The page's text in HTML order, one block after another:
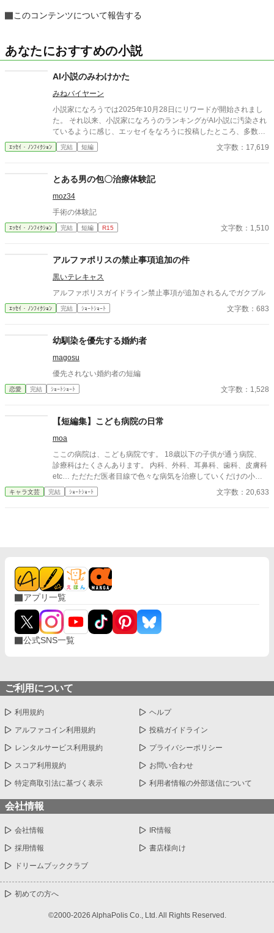
このコンテンツについて報告する
あなたにおすすめの小説
AI小説のみわけかた
みねバイヤーン
小説家になろうでは2025年10月28日にリワードが開始されまし
た。 それ以来、小説家になろうのランキングがAI小説に汚染され
ているように感じ、エッセイをなろうに投稿したところ、多数の
反響をいただきました。 なろう民のノウハウを結集した、AI小説
のみわけかたです。 いただいたノウハウは随時更新中です。 アル
けかたなどコメントいただけるとありがたいです。 なお、いただ
いたノウハウは本文に追記し、他サイトにも掲載します。本文に
記載しないでほしい方は、コメント欄にその旨あわせて明記して
ください。
ｴｯｾｲ・ﾉﾝﾌｨｸｼｮﾝ 完結 短編 文字数：17,619
とある男の包〇治療体験記
moz34
手術の体験記
ｴｯｾｲ・ﾉﾝﾌｨｸｼｮﾝ 完結 短編 R15 文字数：1,510
アルファポリスの禁止事項追加の件
黒いテレキャス
アルファポリスガイドライン禁止事項が追加されるんでガクブル
ｴｯｾｲ・ﾉﾝﾌｨｸｼｮﾝ 完結 ｼｮｰﾄｼｮｰﾄ 文字数：683
幼馴染を優先する婚約者
magosu
優先されない婚約者の短編
恋愛 完結 ｼｮｰﾄｼｮｰﾄ 文字数：1,528
【短編集】こども病院の日常
moa
ここの病院は、こども病院です。 18歳以下の子供が通う病院、
診療科はたくさんあります。 内科、外科、耳鼻科、歯科、皮膚科
etc… ただただ医者目線で色々な病気を治療していくだけの小説
です。 恋愛要素などは一切ありません。 密着病院24時！的な感
じです。 人物像などは表記していない為、読者様のご想像にお任
キャラ文芸 完結 ｼｮｰﾄｼｮｰﾄ 文字数：20,633
アプリ一覧
公式SNS一覧
ご利用について
利用規約 ヘルプ
アルファコイン利用規約 投稿ガイドライン
レンタルサービス利用規約 プライバシーポリシー
スコア利用規約 お問い合わせ
特定商取引法に基づく表示 利用者情報の外部送信について
会社情報
会社情報 IR情報
採用情報 書店様向け
ドリームブッククラブ
初めての方へ
©2000-2026 AlphaPolis Co., Ltd. All Rights Reserved.